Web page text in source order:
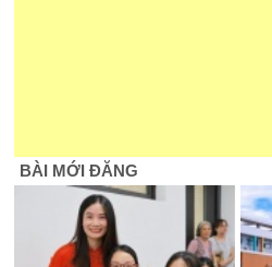
BÀI MỚI ĐĂNG